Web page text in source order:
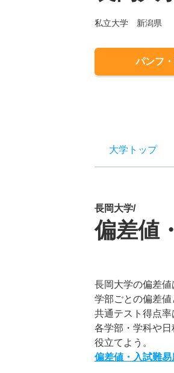
私立大学 新潟県
パンフ
大学トップ
長岡大学/
偏差値
長岡大学の偏差値
学部ごとの偏差
共通テスト得点率
各学部・学科や
役立てよう。
偏差値・入試難